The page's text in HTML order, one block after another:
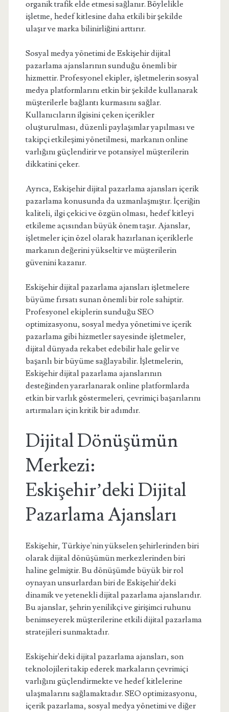
organik trafik elde etmesi sağlanır. Böylelikle
işletme, hedef kitlesine daha etkili bir şekilde
ulaşır ve marka bilinirliğini arttırır.
Sosyal medya yönetimi de Eskişehir dijital
pazarlama ajanslarının sunduğu önemli bir
hizmettir. Profesyonel ekipler, işletmelerin sosyal
medya platformlarını etkin bir şekilde kullanarak
müşterilerle bağlantı kurmasını sağlar.
Kullanıcıların ilgisini çeken içerikler
oluşturulması, düzenli paylaşımlar yapılması ve
takipçi etkileşimi yönetilmesi, markanın online
varlığını güçlendirir ve potansiyel müşterilerin
dikkatini çeker.
Ayrıca, Eskişehir dijital pazarlama ajansları içerik
pazarlama konusunda da uzmanlaşmıştır. İçeriğin
kaliteli, ilgi çekici ve özgün olması, hedef kitleyi
etkileme açısından büyük önem taşır. Ajanslar,
işletmeler için özel olarak hazırlanan içeriklerle
markanın değerini yükseltir ve müşterilerin
güvenini kazanır.
Eskişehir dijital pazarlama ajansları işletmelere
büyüme fırsatı sunan önemli bir role sahiptir.
Profesyonel ekiplerin sunduğu SEO
optimizasyonu, sosyal medya yönetimi ve içerik
pazarlama gibi hizmetler sayesinde işletmeler,
dijital dünyada rekabet edebilir hale gelir ve
başarılı bir büyüme sağlayabilir. İşletmelerin,
Eskişehir dijital pazarlama ajanslarının
desteğinden yararlanarak online platformlarda
etkin bir varlık göstermeleri, çevrimiçi başarılarını
artırmaları için kritik bir adımdır.
Dijital Dönüşümün
Merkezi:
Eskişehir’deki Dijital
Pazarlama Ajansları
Eskişehir, Türkiye'nin yükselen şehirlerinden biri
olarak dijital dönüşümün merkezlerinden biri
haline gelmiştir. Bu dönüşümde büyük bir rol
oynayan unsurlardan biri de Eskişehir'deki
dinamik ve yetenekli dijital pazarlama ajanslarıdır.
Bu ajanslar, şehrin yenilikçi ve girişimci ruhunu
benimseyerek müşterilerine etkili dijital pazarlama
stratejileri sunmaktadır.
Eskişehir'deki dijital pazarlama ajansları, son
teknolojileri takip ederek markaların çevrimiçi
varlığını güçlendirmekte ve hedef kitlelerine
ulaşmalarını sağlamaktadır. SEO optimizasyonu,
içerik pazarlama, sosyal medya yönetimi ve diğer